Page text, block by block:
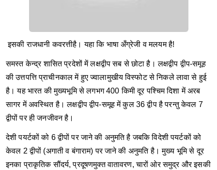
इसकी राजधानी कवरत्तीहै।यहा कि भाषा अँग्रेजी व मलयम है!
समस्त केन्द्र शासित प्रदेशों में लक्षद्वीप सब से छोटा है। लक्षद्वीप द्वीप-समूह
की उत्तपत्ति प्राचीनकाल में हुए ज्वालामुखीय विस्फोट से निकले लावा से हुई
है। यह भारत की मुख्यभूमि से लगभग 400 किमी दूर पश्चिम दिशा में अरब
सागर में अवस्थित है। लक्षद्वीप द्वीप-समूह में कुल 36 द्वीप है परन्तु केवल 7
द्वीपों पर ही जनजीवन है।
देशी पयर्टकों को 6 द्वीपों पर जाने की अनुमति है जबकि विदेशी पयर्टकों को
केवल 2 द्वीपों (अगाती व बंगाराम) पर जाने की अनुमति है। मुख्य भूमि से दूर
इनका प्राकृतिक सौंदर्य, प्रदूषणमुक्त वातावरण, चारों ओर समुद्र और इसकी